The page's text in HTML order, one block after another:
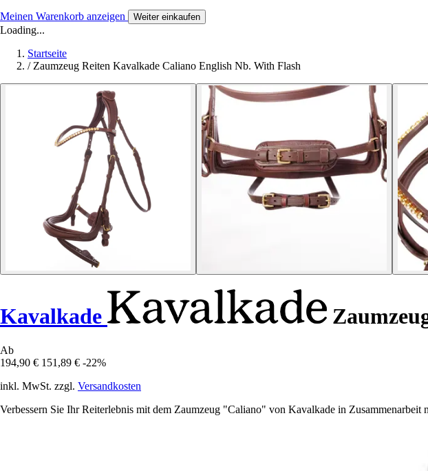
Meinen Warenkorb anzeigen Weiter einkaufen
Loading...
Startseite
/ Zaumzeug Reiten Kavalkade Caliano English Nb. With Flash
Kavalkade
Ab
194,90 € 151,89 € -22%
inkl. MwSt. zzgl. Versandkosten
Verbessern Sie Ihr Reiterlebnis mit dem Zaumzeug "Caliano" von Kavalkade in